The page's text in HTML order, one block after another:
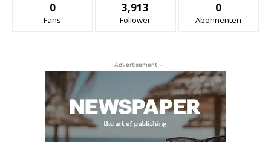
0
Fans
3,913
Follower
0
Abonnenten
- Advertisement -